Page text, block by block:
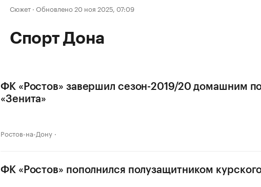
Сюжет · Обновлено 20 ноя 2025, 07:09
Спорт Дона
ФК «Ростов» завершил сезон-2019/20 домашним
«Зенита»
Ростов-на-Дону
ФК «Ростов» пополнился полузащитником